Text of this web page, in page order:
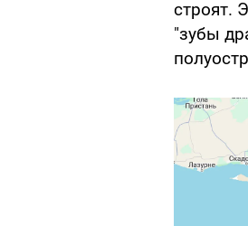
строят.
"зубы